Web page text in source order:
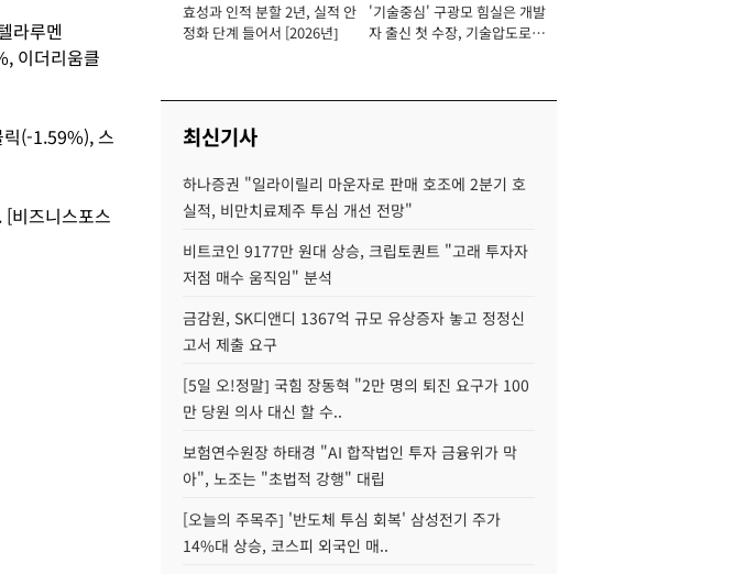
라루멘
이더리움클
(-1.59%), 스
비즈니스포스
장
효성과 인적 분할 2년, 실적 안
정화 단계 들어서 [2026년]
이사 사장
'기술중심' 구광모 힘실은 개발
자 출신 첫 수장, 기술압도로
최신기사
하나증권 "일라이릴리 마운자로 판매 호조에 2분기 호
실적, 비만치료제주 투심 개선 전망"
비트코인 9177만 원대 상승, 크립토퀀트 "고래 투자자
저점 매수 움직임" 분석
금감원, SK디앤디 1367억 규모 유상증자 놓고 정정신
고서 제출 요구
[5일 오!정말] 국힘 장동혁 "2만 명의 퇴진 요구가 100
만 당원 의사 대신 할 수..
보험연수원장 하태경 "AI 합작법인 투자 금융위가 막
아", 노조는 "초법적 강행" 대립
[오늘의 주목주] '반도체 투심 회복' 삼성전기 주가
14%대 상승, 코스피 외국인 매..